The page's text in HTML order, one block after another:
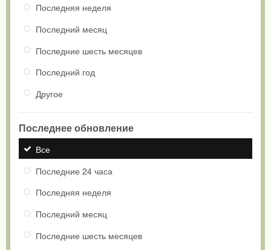
Последняя неделя
Последний месяц
Последние шесть месяцев
Последний год
Другое
Последнее обновление
Все
Последние 24 часа
Последняя неделя
Последний месяц
Последние шесть месяцев